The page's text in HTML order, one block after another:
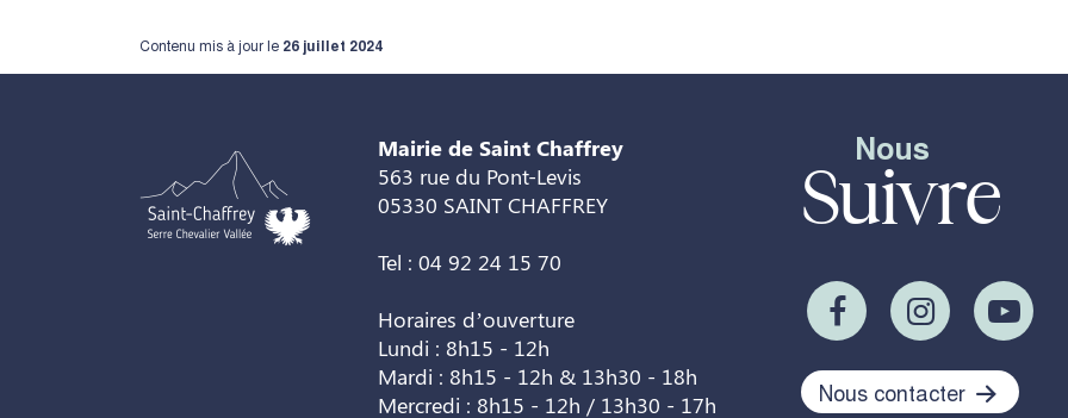
Contenu mis à jour le 26 juillet 2024
Mairie de Saint Chaffrey
563 rue du Pont-Levis
05330 SAINT CHAFFREY
Tel : 04 92 24 15 70
Horaires d’ouverture
Lundi : 8h15 - 12h
Mardi : 8h15 - 12h & 13h30 - 18h
Mercredi : 8h15 - 12h / 13h30 - 17h
Nous
Suivre
Nous contacter